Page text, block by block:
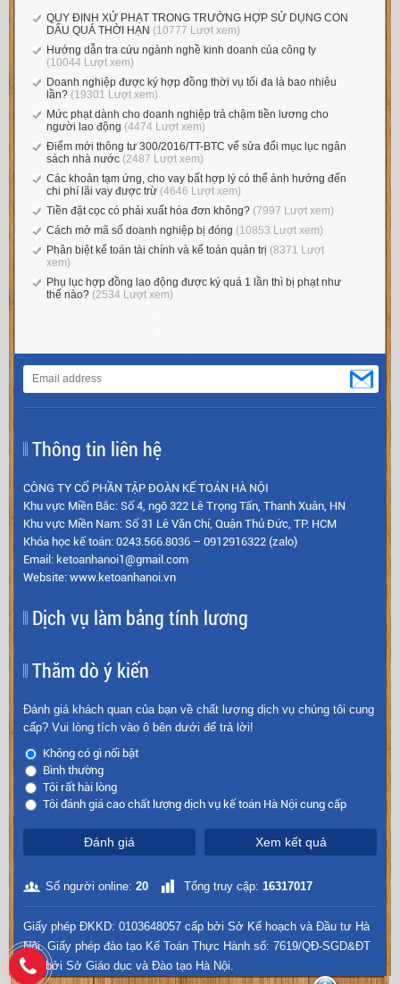
QUY ĐỊNH XỬ PHẠT TRONG TRƯỜNG HỢP SỬ DỤNG CON
DẤU QUÁ THỜI HẠN (10777 Lượt xem)
Hướng dẫn tra cứu ngành nghề kinh doanh của công ty
(10044 Lượt xem)
Doanh nghiệp được ký hợp đồng thời vụ tối đa là bao nhiêu
lần? (19301 Lượt xem)
Mức phạt dành cho doanh nghiệp trả chậm tiền lương cho
người lao động (4474 Lượt xem)
Điểm mới thông tư 300/2016/TT-BTC vế sửa đổi mục lục ngân
sách nhà nước (2487 Lượt xem)
Các khoản tạm ứng, cho vay bất hợp lý có thể ảnh hưởng đến
chi phí lãi vay được trừ (4646 Lượt xem)
Tiền đặt cọc có phải xuất hóa đơn không? (7997 Lượt xem)
Cách mở mã số doanh nghiệp bị đóng (10853 Lượt xem)
Phân biệt kế toán tài chính và kế toán quản trị (8371 Lượt
xem)
Phụ lục hợp đồng lao động được ký quá 1 lần thì bị phạt như
thế nào? (2534 Lượt xem)
Thông tin liên hệ
CÔNG TY CỔ PHẦN TẬP ĐOÀN KẾ TOÁN HÀ NỘI
Khu vực Miền Bắc: Số 4, ngõ 322 Lê Trọng Tấn, Thanh Xuân, HN
Khu vực Miền Nam: Số 31 Lê Văn Chí, Quận Thủ Đức, TP. HCM
Khóa học kế toán: 0243.566.8036 – 0912916322 (zalo)
Email: ketoanhanoi1@gmail.com
Website: www.ketoanhanoi.vn
Dịch vụ làm bảng tính lương
Thăm dò ý kiến
Đánh giá khách quan của bạn về chất lượng dịch vụ chúng tôi cung
cấp? Vui lòng tích vào ô bên dưới để trả lời!
Không có gì nổi bật
Bình thường
Tôi rất hài lòng
Tôi đánh giá cao chất lượng dịch vụ kế toán Hà Nội cung cấp
Đánh giá Xem kết quả
Số người online: 20 Tổng truy cập: 16317017
Giấy phép ĐKKD: 0103648057 cấp bởi Sở Kế hoạch và Đầu tư Hà
Nội. Giấy phép đào tạo Kế Toán Thực Hành số: 7619/QĐ-SGD&ĐT
cấp bởi Sở Giáo dục và Đào tạo Hà Nội.